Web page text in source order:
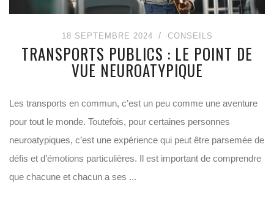
18 SEPTEMBRE 2024 CONSEILS
TRANSPORTS PUBLICS : LE POINT DE
VUE NEUROATYPIQUE
Les transports en commun, c’est un peu comme une aventure
pour tout le monde. Toutefois, pour certaines personnes
neuroatypiques, c’est une expérience qui peut être parsemée de
défis et d’émotions particulières. Il est important de comprendre
que chacune et chacun a ses ...